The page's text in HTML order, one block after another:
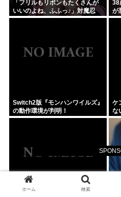
「フリルもリボンもたくさんが
いいのよね、ふふっ♪」対魔忍
RPG・新イベント『バニーとヨ
38
が
Switch2版『モンハンワイルズ』
の動作環境が判明！
ケ
な
ホーム 検索